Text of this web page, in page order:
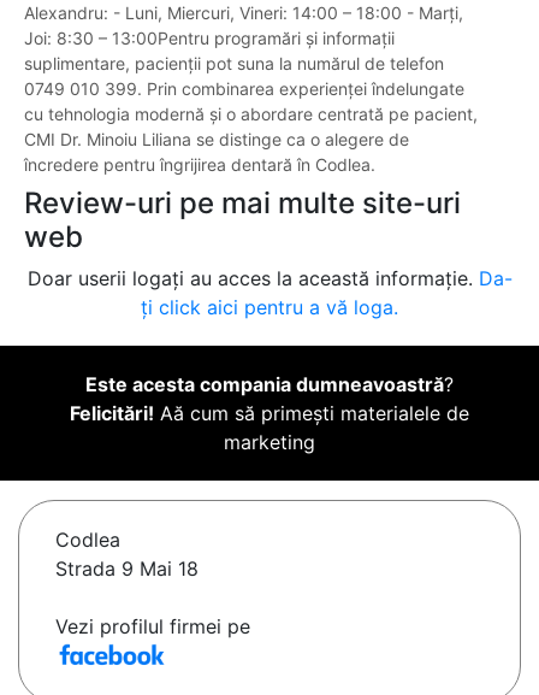
Alexandru: - Luni, Miercuri, Vineri: 14:00 – 18:00 - Marți,
Joi: 8:30 – 13:00Pentru programări și informații
suplimentare, pacienții pot suna la numărul de telefon
0749 010 399. Prin combinarea experienței îndelungate
cu tehnologia modernă și o abordare centrată pe pacient,
CMI Dr. Minoiu Liliana se distinge ca o alegere de
încredere pentru îngrijirea dentară în Codlea.
Review-uri pe mai multe site-uri
web
Doar userii logați au acces la această informație. Da-
ți click aici pentru a vă loga.
Este acesta compania dumneavoastră?
Felicitări! Aă cum să primești materialele de
marketing
Codlea
Strada 9 Mai 18
Vezi profilul firmei pe